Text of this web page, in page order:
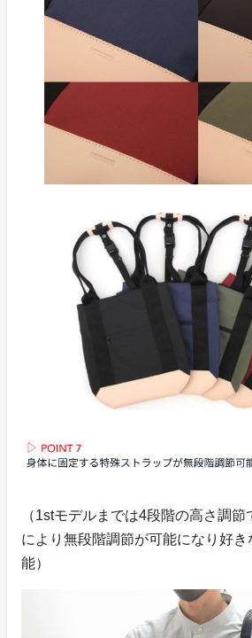
（1stモデルまでは4段階の高さ調
により無段階調節が可能になり好
能）